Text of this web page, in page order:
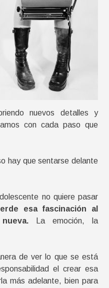
nuevos detalles y
con cada paso que
hay que sentarse delante
no quiere pasar
esa fascinación al
La emoción, la
de ver lo que se está
el crear esa
más adelante, bien para